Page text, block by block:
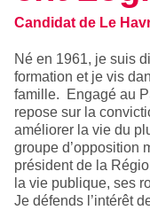
Candidat de Le
Né en 1961, je suis
formation et je vis
famille. Engagé au
repose sur la
améliorer la vie du
groupe d’opposition
président de la
la vie publique, ses
Je défends l’intérêt